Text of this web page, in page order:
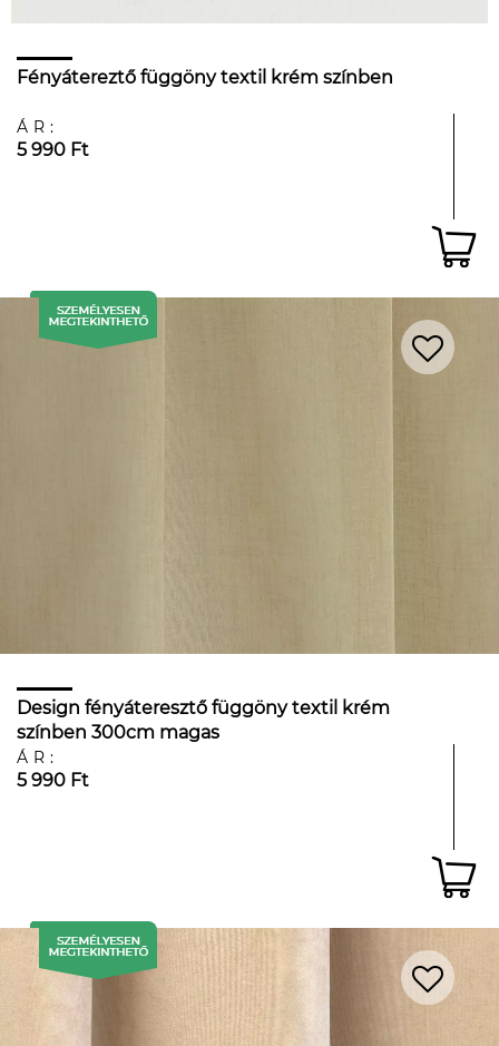
Fényátereztő függöny textil krém színben
ÁR:
5 990 Ft
Design fényáteresztő függöny textil krém
színben 300cm magas
ÁR:
5 990 Ft